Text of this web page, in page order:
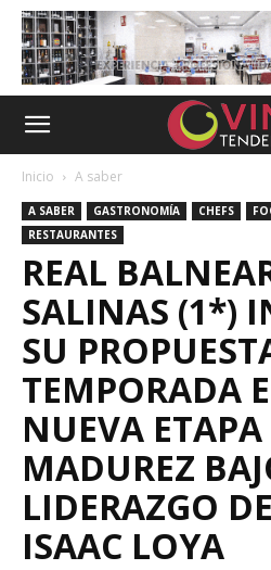
Inicio A saber
A SABER GASTRONOMÍA CHEFS
RESTAURANTES
REAL
SALINAS (1*)
SU
TEMPORADA
NUEVA ETAPA
MADUREZ
LIDERAZGO
ISAAC LOYA